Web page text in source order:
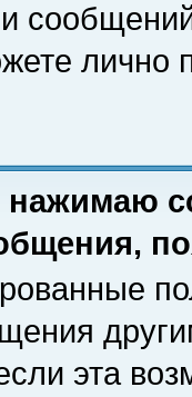
лично
нажимаю
эта